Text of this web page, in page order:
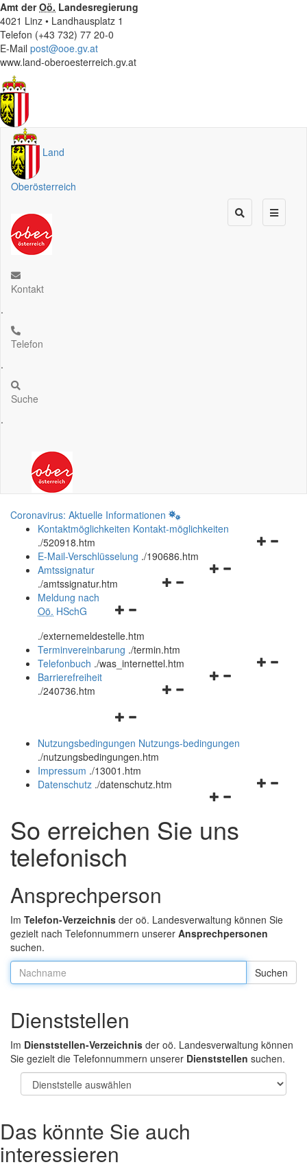
Amt derOö. Landesregierung
4021 Linz • Landhausplatz 1
Telefon (+43 732) 77 20-0
E-Mail post@ooe.gv.at
www.land-oberoesterreich.gv.at
Land
Oberösterreich
Kontakt
.
Telefon
.
Suche
.
Coronavirus: Aktuelle Informationen
Kontaktmöglichkeiten Kontakt-möglichkeiten
./520918.htm
Navigationsmenü
E-Mail-Verschlüsselung ./190686.htm
Navigationsmenü
Amtssignatur
./amtssignatur.htm
Navigationsmenü
und
schließen
Meldung nach
Oö. HSchG
./externemeldestelle.htm
Terminvereinbarung ./termin.htm
Navigationsmenü
Telefonbuch ./was_internettel.htm
Navigationsmenü
Barrierefreiheit
./240736.htm
Navigationsmenü
und
schließen
Nutzungsbedingungen Nutzungs-bedingungen
./nutzungsbedingungen.htm
Impressum ./13001.htm
Navigationsmenü
und
schließen
Datenschutz ./datenschutz.htm
So erreichen Sie uns
telefonisch
Ansprechperson
Im Telefon-Verzeichnis der oö. Landesverwaltung können Sie
gezielt nach Telefonnummern unserer Ansprechpersonen
suchen.
Nachname:
Dienststellen
Im Dienststellen-Verzeichnis der oö. Landesverwaltung können
Sie gezielt die Telefonnummern unserer Dienststellen suchen.
Das könnte Sie auch
interessieren